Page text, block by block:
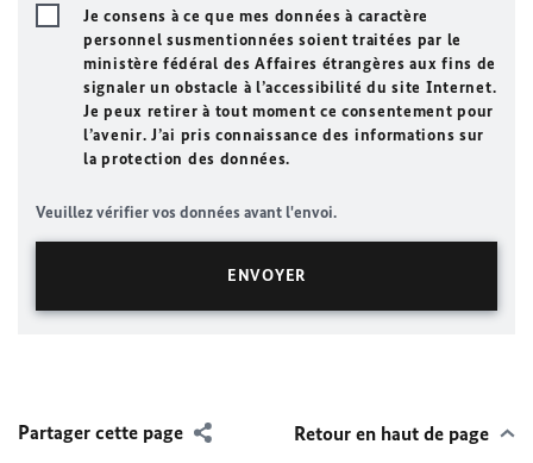
Je consens à ce que mes données à caractère
personnel susmentionnées soient traitées par le
ministère fédéral des Affaires étrangères aux fins de
signaler un obstacle à l’accessibilité du site Internet.
Je peux retirer à tout moment ce consentement pour
l’avenir. J’ai pris connaissance des informations sur
la protection des données.
Veuillez vérifier vos données avant l'envoi.
Partager cette page Retour en haut de page